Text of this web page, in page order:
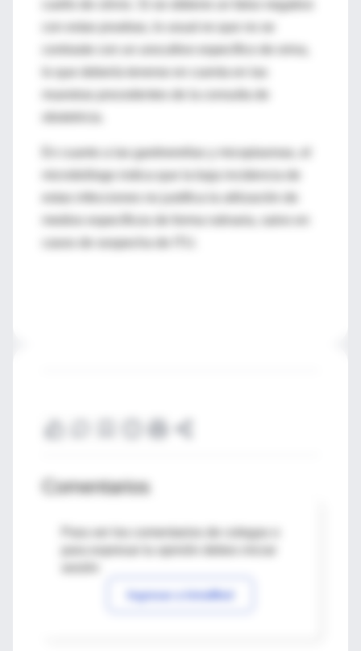
cuello de cérvix. Si se obtiene un falso negativo
En cuanto a las gardnerellas y micoplasmas, el
microbiólogo indica que la baja incidencia de
Comentarios
Para ver los comentarios de colegas o
Ingresar a IntraMed